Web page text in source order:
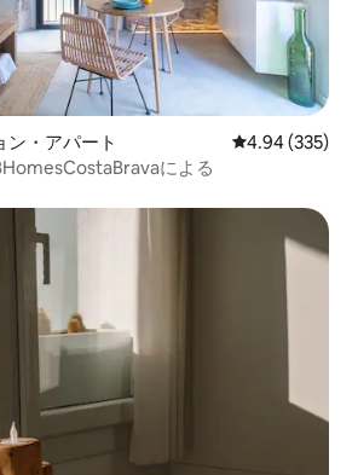
ン・アパート レビュー335
4.94 (335)
による